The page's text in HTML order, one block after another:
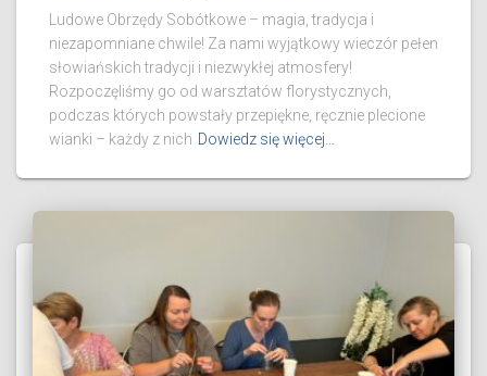
Ludowe Obrzędy Sobótkowe – magia, tradycja i
niezapomniane chwile! Za nami wyjątkowy wieczór pełen
słowiańskich tradycji i niezwykłej atmosfery!
Rozpoczęliśmy go od warsztatów florystycznych,
podczas których powstały przepiękne, ręcznie plecione
wianki – każdy z nich Dowiedz się więcej…